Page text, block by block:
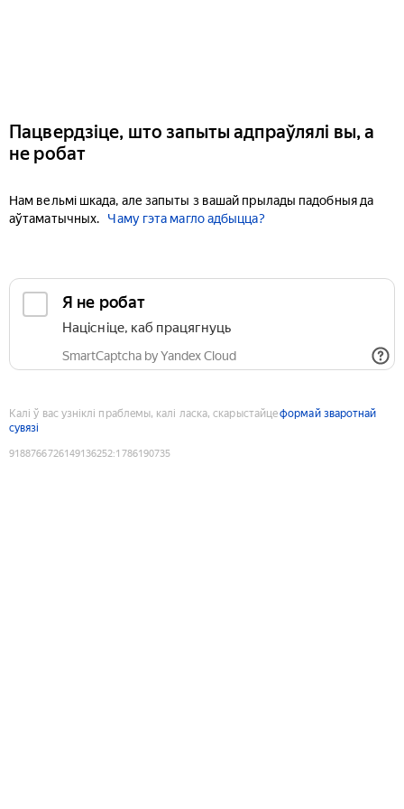
Пацвердзіце, што запыты адпраўлялі вы, а
не робат
Нам вельмі шкада, але запыты з вашай прылады падобныя да
аўтаматычных.
Чаму гэта магло адбыцца?
Я не робат
Націсніце, каб працягнуць
SmartCaptcha by Yandex Cloud
Калі ў вас узніклі праблемы, калі ласка, скарыстайцеформай зваротнай
сувязі
9188766726149136252:1786190735